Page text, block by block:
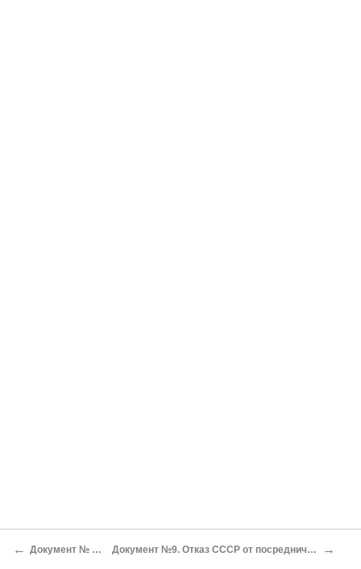
← Документ № 7. Телеграмма Мао Цзэдуна И.В. Сталину 13 января 1949 г. Документ №9. Отказ СССР от посреднической миссии в Китае (Ответ Советского правительства на меморандум нанкинского правительства, опубликованный в газете «Известия») 18 января 1949 г. →